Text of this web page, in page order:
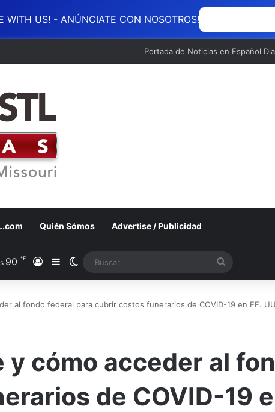
WITH US! - ANÚNCIATE CON NOSOTROS!
Portada de Noticias en Español
Quién Sómos Advertise / Publicidad
90 ℉ AccesoBarra lateral
Switch skin
al fondo federal para cubrir costos funerarios de COVID-19 en EE.
y cómo acceder al
de COVID-19